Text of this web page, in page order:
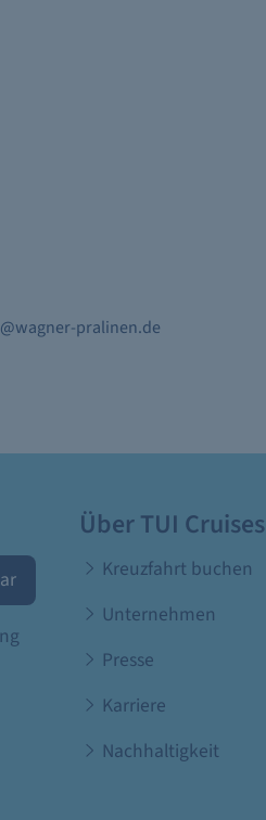
pralinen.de
Über TUI Cruises
Kreuzfahrt buchen
Unternehmen
Presse
Karriere
Nachhaltigkeit